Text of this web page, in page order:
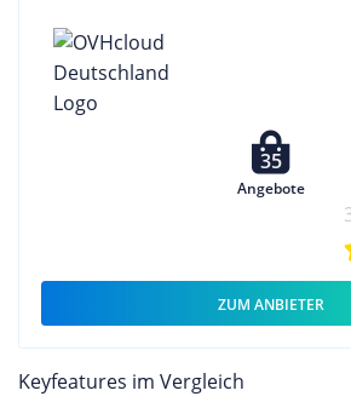
35
Angebote
ZUM ANBIETER
Keyfeatures im Vergleich